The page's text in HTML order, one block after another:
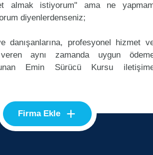
almak istiyorum" ama ne
diyenlerdenseniz;
danışanlarına, profesyonel hizmet
aynı zamanda uygun
Emin Sürücü Kursu
Firma Ekle +